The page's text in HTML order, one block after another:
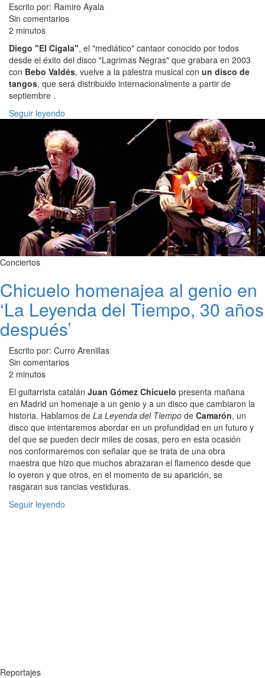
Escrito por: Ramiro Ayala
Sin comentarios
2 minutos
Diego "El Cigala", el "mediático" cantaor conocido por todos
desde el éxito del disco "Lagrimas Negras" que grabara en 2003
con Bebo Valdés, vuelve a la palestra musical con un disco de
tangos, que será distribuido internacionalmente a partir de
septiembre .
Seguir leyendo
Conciertos
Chicuelo homenajea al genio en
‘La Leyenda del Tiempo, 30 años
después’
Escrito por: Curro Arenillas
Sin comentarios
2 minutos
El guitarrista catalán Juan Gómez Chicuelo presenta mañana
en Madrid un homenaje a un genio y a un disco que cambiaron la
historia. Hablamos de La Leyenda del Tiempo de Camarón, un
disco que intentaremos abordar en un profundidad en un futuro y
del que se pueden decir miles de cosas, pero en esta ocasión
nos conformaremos con señalar que se trata de una obra
maestra que hizo que muchos abrazaran el flamenco desde que
lo oyeron y que otros, en el momento de su aparición, se
rasgaran sus rancias vestiduras.
Seguir leyendo
Reportajes